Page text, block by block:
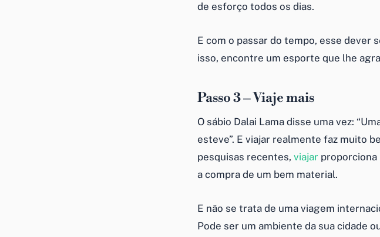
de esforço todos os dias.
E com o passar do tempo, esse dever
isso, encontre um esporte que lhe
Passo 3 – Viaje mais
O sábio Dalai Lama disse uma vez:
esteve”. E viajar realmente faz muito
pesquisas recentes, viajar proporciona
a compra de um bem material.
E não se trata de uma viagem
Pode ser um ambiente da sua cidade